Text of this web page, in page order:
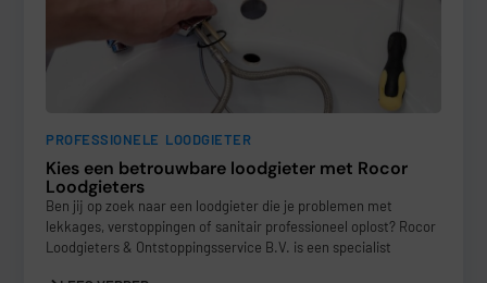
PROFESSIONELE LOODGIETER
Kies een betrouwbare loodgieter met Rocor
Loodgieters
Ben jij op zoek naar een loodgieter die je problemen met
lekkages, verstoppingen of sanitair professioneel oplost? Rocor
Loodgieters & Ontstoppingsservice B.V. is een specialist